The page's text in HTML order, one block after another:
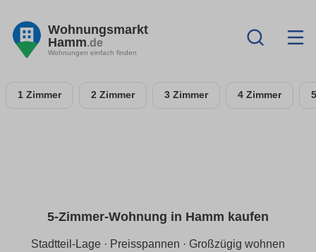
Wohnungsmarkt
Hamm.de
Wohnungen einfach finden
1 Zimmer 2 Zimmer 3 Zimmer 4 Zimmer
5-Zimmer-Wohnung in Hamm kaufen
Stadtteil-Lage · Preisspannen · Großzügig wohnen